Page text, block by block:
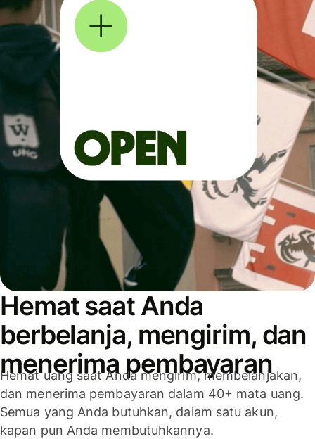
Hemat saat Anda
berbelanja, mengirim, dan
menerima pembayaran
Hemat uang saat Anda mengirim, membelanjakan,
dan menerima pembayaran dalam 40+ mata uang.
Semua yang Anda butuhkan, dalam satu akun,
kapan pun Anda membutuhkannya.